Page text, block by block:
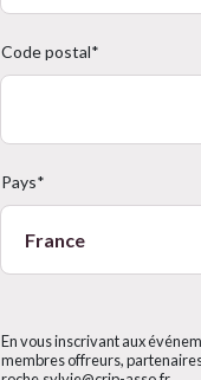
Code postal*
Pays*
En vous inscrivant aux
membres offreurs, partenaires